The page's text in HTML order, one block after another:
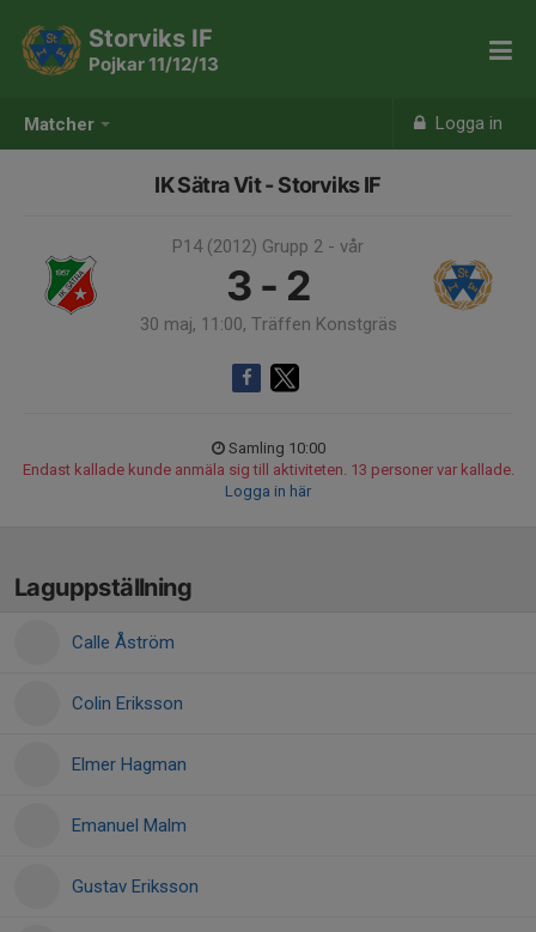
Matcher Logga in
Storviks IF
Pojkar 11/12/13
IK Sätra Vit - Storviks IF
P14 (2012) Grupp 2 - vår
3 - 2
30 maj, 11:00, Träffen Konstgräs
Samling 10:00
Endast kallade kunde anmäla sig till aktiviteten. 13 personer var kallade.
Logga in här
Laguppställning
Calle Åström
Colin Eriksson
Elmer Hagman
Emanuel Malm
Gustav Eriksson